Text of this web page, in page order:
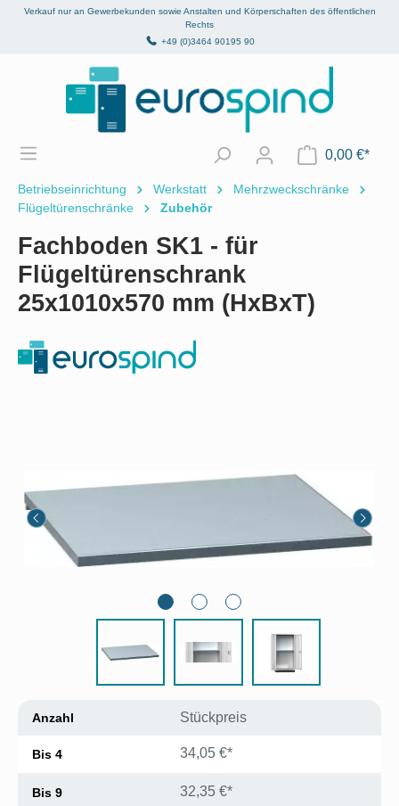
springen
Verkauf nur an Gewerbekunden sowie Anstalten und Körperschaften des öffentlichen
Rechts
+49 (0)3464 90195 90
0,00 €*
Betriebseinrichtung Werkstatt
Mehrzweckschränke
Flügeltürenschränke
Zubehör
Fachboden SK1 - für
Flügeltürenschrank
25x1010x570 mm (HxBxT)
Anzahl Stückpreis
Bis 4 34,05 €*
Bis 9 32,35 €*